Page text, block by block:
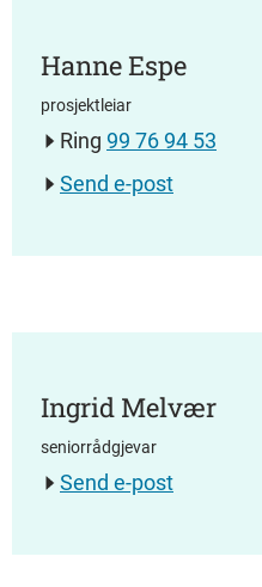
Hanne Espe
prosjektleiar
Ring 99 76 94 53
Send e-post
Ingrid Melvær
seniorrådgjevar
Send e-post